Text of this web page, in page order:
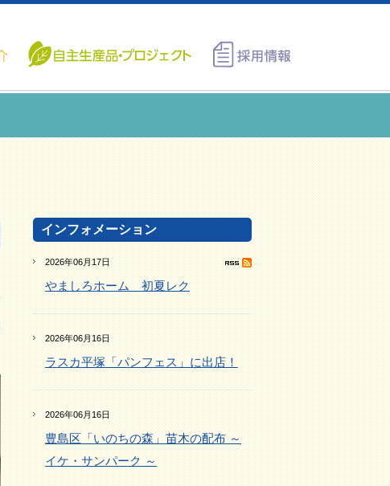
インフォメーション
2026年06月17日
やましろホーム 初夏レク
2026年06月16日
ラスカ平塚「パンフェス」に出店！
2026年06月16日
豊島区「いのちの森」苗木の配布 ～
イケ・サンパーク ～